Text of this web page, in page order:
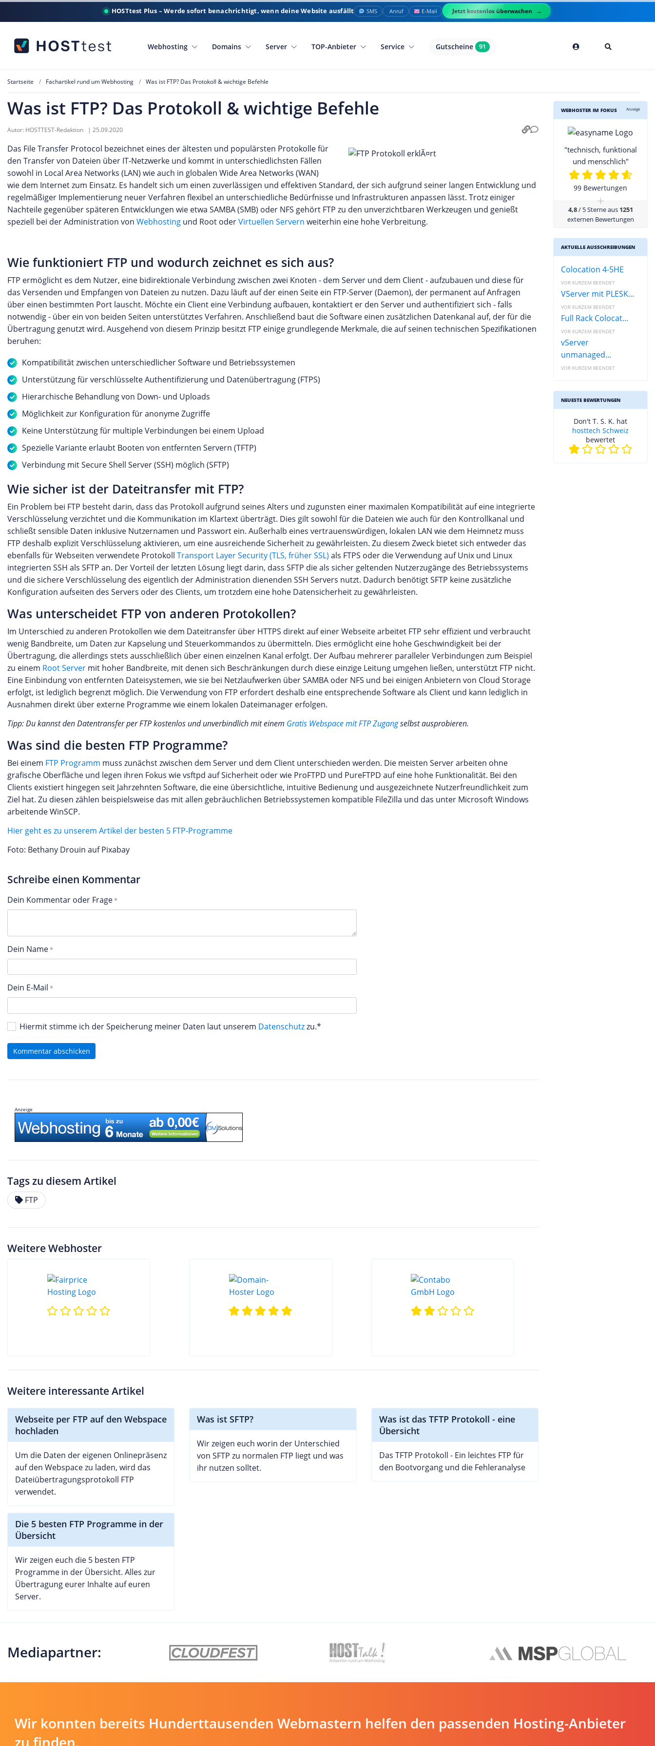
HOSTtest Plus – Werde sofort benachrichtigt, wenn deine Website ausfällt SMS Anruf E-Mail Jetzt kostenlos überwachen
Webhosting Domains Server TOP-Anbieter Service Gutscheine 91
Startseite Fachartikel rund um Webhosting Was ist FTP? Das Protokoll & wichtige Befehle
Was ist FTP? Das Protokoll & wichtige Befehle
Autor: HOSTTEST-Redaktion | 25.09.2020
Das File Transfer Protocol bezeichnet eines der ältesten und populärsten Protokolle für
den Transfer von Dateien über IT-Netzwerke und kommt in unterschiedlichsten Fällen
sowohl in Local Area Networks (LAN) wie auch in globalen Wide Area Networks (WAN)
wie dem Internet zum Einsatz. Es handelt sich um einen zuverlässigen und effektiven Standard, der sich aufgrund seiner langen Entwicklung und
regelmäßiger Implementierung neuer Verfahren flexibel an unterschiedliche Bedürfnisse und Infrastrukturen anpassen lässt. Trotz einiger
Nachteile gegenüber späteren Entwicklungen wie etwa SAMBA (SMB) oder NFS gehört FTP zu den unverzichtbaren Werkzeugen und genießt
speziell bei der Administration von Webhosting und Root oderVirtuellen Servern weiterhin eine hohe Verbreitung.
Wie funktioniert FTP und wodurch zeichnet es sich aus?
FTP ermöglicht es dem Nutzer, eine bidirektionale Verbindung zwischen zwei Knoten - dem Server und dem Client - aufzubauen und diese für
das Versenden und Empfangen von Dateien zu nutzen. Dazu läuft auf der einen Seite ein FTP-Server (Daemon), der permanent auf Anfragen
über einen bestimmten Port lauscht. Möchte ein Client eine Verbindung aufbauen, kontaktiert er den Server und authentifiziert sich - falls
notwendig - über ein von beiden Seiten unterstütztes Verfahren. Anschließend baut die Software einen zusätzlichen Datenkanal auf, der für die
Übertragung genutzt wird. Ausgehend von diesem Prinzip besitzt FTP einige grundlegende Merkmale, die auf seinen technischen Spezifikationen
beruhen:
Kompatibilität zwischen unterschiedlicher Software und Betriebssystemen
Unterstützung für verschlüsselte Authentifizierung und Datenübertragung (FTPS)
Hierarchische Behandlung von Down- und Uploads
Möglichkeit zur Konfiguration für anonyme Zugriffe
Keine Unterstützung für multiple Verbindungen bei einem Upload
Spezielle Variante erlaubt Booten von entfernten Servern (TFTP)
Verbindung mit Secure Shell Server (SSH) möglich (SFTP)
Wie sicher ist der Dateitransfer mit FTP?
Ein Problem bei FTP besteht darin, dass das Protokoll aufgrund seines Alters und zugunsten einer maximalen Kompatibilität auf eine integrierte
Verschlüsselung verzichtet und die Kommunikation im Klartext überträgt. Dies gilt sowohl für die Dateien wie auch für den Kontrollkanal und
schließt sensible Daten inklusive Nutzernamen und Passwort ein. Außerhalb eines vertrauenswürdigen, lokalen LAN wie dem Heimnetz muss
FTP deshalb explizit Verschlüsselung aktivieren, um eine ausreichende Sicherheit zu gewährleisten. Zu diesem Zweck bietet sich entweder das
ebenfalls für Webseiten verwendete Protokoll Transport Layer Security (TLS, früher SSL) als FTPS oder die Verwendung auf Unix und Linux
integrierten SSH als SFTP an. Der Vorteil der letzten Lösung liegt darin, dass SFTP die als sicher geltenden Nutzerzugänge des Betriebssystems
und die sichere Verschlüsselung des eigentlich der Administration dienenden SSH Servers nutzt. Dadurch benötigt SFTP keine zusätzliche
Konfiguration aufseiten des Servers oder des Clients, um trotzdem eine hohe Datensicherheit zu gewährleisten.
Was unterscheidet FTP von anderen Protokollen?
Im Unterschied zu anderen Protokollen wie dem Dateitransfer über HTTPS direkt auf einer Webseite arbeitet FTP sehr effizient und verbraucht
wenig Bandbreite, um Daten zur Kapselung und Steuerkommandos zu übermitteln. Dies ermöglicht eine hohe Geschwindigkeit bei der
Übertragung, die allerdings stets ausschließlich über einen einzelnen Kanal erfolgt. Der Aufbau mehrerer paralleler Verbindungen zum Beispiel
zu einem Root Server mit hoher Bandbreite, mit denen sich Beschränkungen durch diese einzige Leitung umgehen ließen, unterstützt FTP nicht.
Eine Einbindung von entfernten Dateisystemen, wie sie bei Netzlaufwerken über SAMBA oder NFS und bei einigen Anbietern von Cloud Storage
erfolgt, ist lediglich begrenzt möglich. Die Verwendung von FTP erfordert deshalb eine entsprechende Software als Client und kann lediglich in
Ausnahmen direkt über externe Programme wie einem lokalen Dateimanager erfolgen.
Tipp: Du kannst den Datentransfer per FTP kostenlos und unverbindlich mit einem Gratis Webspace mit FTP Zugangselbst ausprobieren.
Was sind die besten FTP Programme?
Bei einem FTP Programm muss zunächst zwischen dem Server und dem Client unterschieden werden. Die meisten Server arbeiten ohne
grafische Oberfläche und legen ihren Fokus wie vsftpd auf Sicherheit oder wie ProFTPD und PureFTPD auf eine hohe Funktionalität. Bei den
Clients existiert hingegen seit Jahrzehnten Software, die eine übersichtliche, intuitive Bedienung und ausgezeichnete Nutzerfreundlichkeit zum
Ziel hat. Zu diesen zählen beispielsweise das mit allen gebräuchlichen Betriebssystemen kompatible FileZilla und das unter Microsoft Windows
arbeitende WinSCP.
Hier geht es zu unserem Artikel der besten 5 FTP-Programme
Foto: Bethany Drouin auf Pixabay
Schreibe einen Kommentar
Dein Kommentar oder Frage
Dein Name
Dein E-Mail
Hiermit stimme ich der Speicherung meiner Daten laut unserem Datenschutzzu.*
Kommentar abschicken
Anzeige
Tags zu diesem Artikel
FTP
Weitere Webhoster
Weitere interessante Artikel
Webseite per FTP auf den Webspace
hochladen
Um die Daten der eigenen Onlinepräsenz
auf den Webspace zu laden, wird das
Dateiübertragungsprotokoll FTP
verwendet.
Was ist SFTP?
Wir zeigen euch worin der Unterschied
von SFTP zu normalen FTP liegt und was
ihr nutzen solltet.
Was ist das TFTP Protokoll - eine
Übersicht
Das TFTP Protokoll - Ein leichtes FTP für
den Bootvorgang und die Fehleranalyse
Die 5 besten FTP Programme in der
Übersicht
Wir zeigen euch die 5 besten FTP
Programme in der Übersicht. Alles zur
Übertragung eurer Inhalte auf euren
Server.
WEBHOSTER IM FOKUS Anzeige
"technisch, funktional
und menschlich"
99 Bewertungen
+
4,8/ 5 Sterne aus 1251
externen Bewertungen
AKTUELLE AUSSCHREIBUNGEN
Colocation 4-5HE
VOR KURZEM BEENDET
VServer mit PLESK...
VOR KURZEM BEENDET
Full Rack Colocat...
VOR KURZEM BEENDET
vServer
unmanaged...
VOR KURZEM BEENDET
NEUESTE BEWERTUNGEN
Don't T. S. K. hat
hosttech Schweiz
bewertet
Mediapartner:
Wir konnten bereits Hunderttausenden Webmastern helfen den passenden Hosting-Anbieter
zu finden.